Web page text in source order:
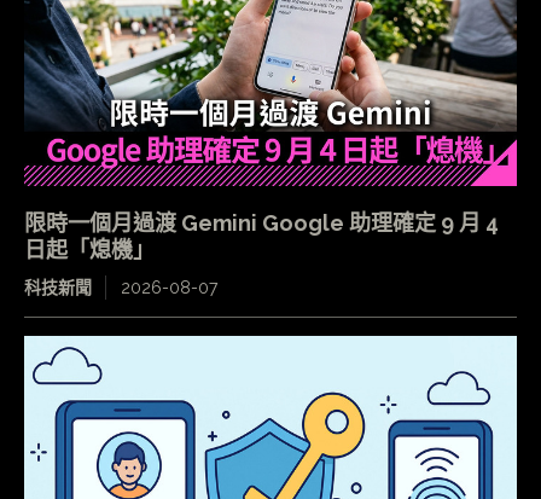
限時一個月過渡 Gemini Google 助理確定 9 月 4
日起「熄機」
科技新聞 2026-08-07